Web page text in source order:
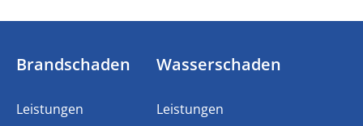
Brandschaden
Leistungen
Wasserschaden
Leistungen